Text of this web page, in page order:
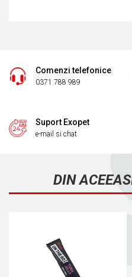
Comenzi telefonice
0371 788 989
Suport Exopet
e-mail si chat
DIN